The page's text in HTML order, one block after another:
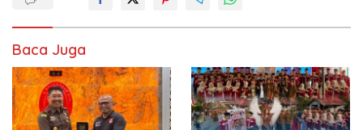
Baca Juga